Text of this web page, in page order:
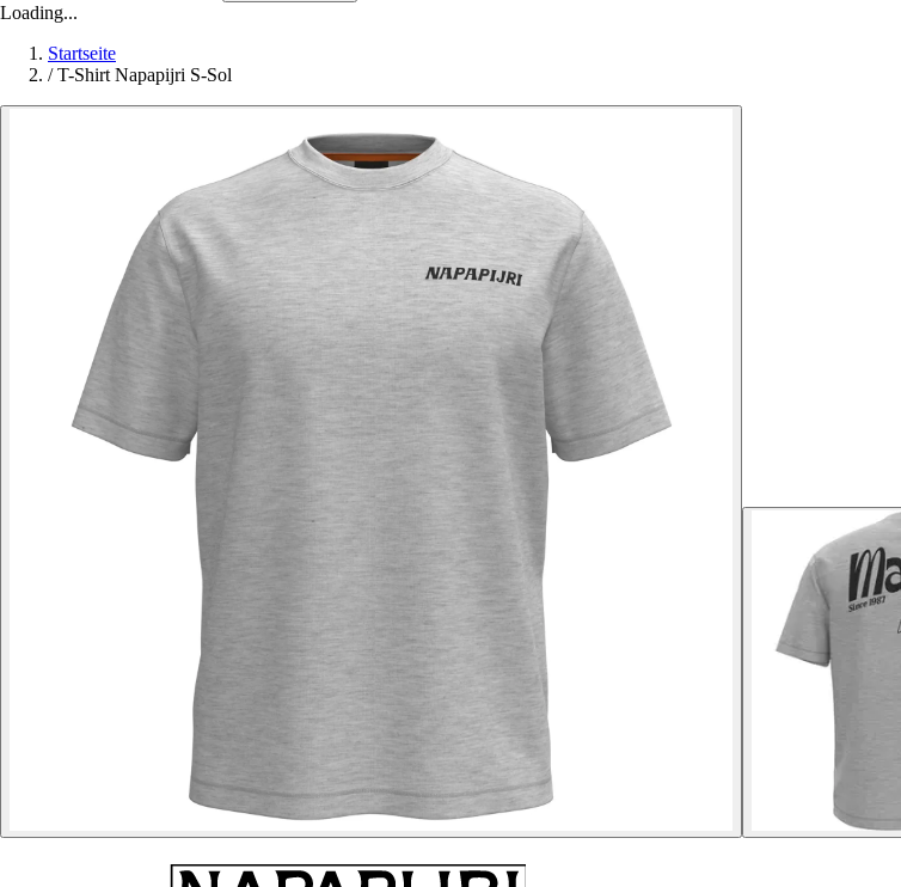
Loading...
Startseite
/ T-Shirt Napapijri S-Sol